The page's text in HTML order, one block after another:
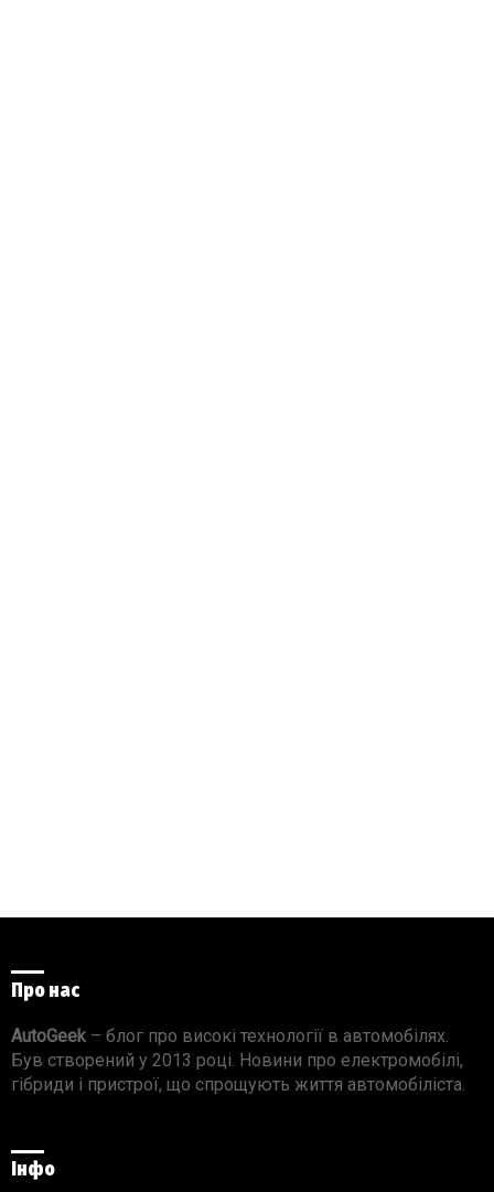
Про нас
AutoGeek – блог про високі технології в автомобілях.
Був створений у 2013 році. Новини про електромобілі,
гібриди і пристрої, що спрощують життя автомобіліста.
Інфо